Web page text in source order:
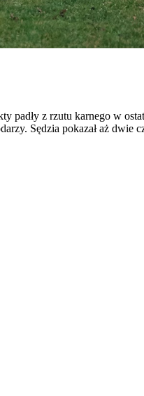
padły z rzutu karnego w
Sędzia pokazał aż dwie